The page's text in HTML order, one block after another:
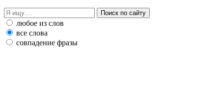
любое из слов
все слова
совпадение фразы